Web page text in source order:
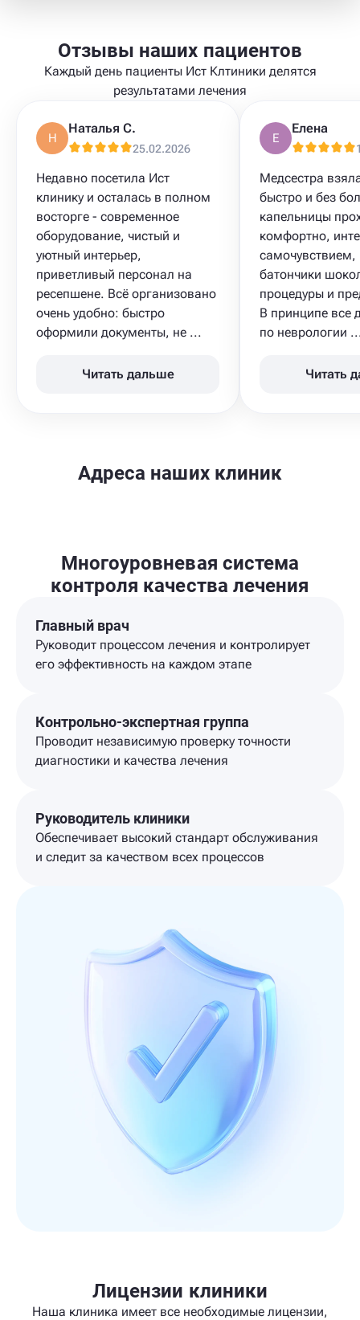
Отзывы наших пациентов
Каждый день пациенты Ист Клтиники делятся
результатами лечения
Н
Наталья С.
25.02.2026
Недавно посетила Ист
клинику и осталась в полном
восторге - современное
оборудование, чистый и
уютный интерьер,
приветливый персонал на
ресепшене. Всё организовано
очень удобно: быстро
оформили документы, не ...
Читать дальше
Е
Елена
Медсестра
быстро и без
капельницы
комфортно,
самочувствием,
батончики
процедуры и
В принципе все
по неврологии
Читать
Адреса наших клиник
Многоуровневая система
контроля качества лечения
Главный врач
Руководит процессом лечения и контролирует
его эффективность на каждом этапе
Контрольно-экспертная группа
Проводит независимую проверку точности
диагностики и качества лечения
Руководитель клиники
Обеспечивает высокий стандарт обслуживания
и следит за качеством всех процессов
Лицензии клиники
Наша клиника имеет все необходимые лицензии,